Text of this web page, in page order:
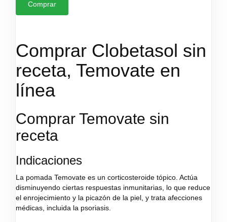
Comprar
Comprar Clobetasol sin
receta, Temovate en
línea
Comprar Temovate sin
receta
Indicaciones
La pomada Temovate es un corticosteroide tópico. Actúa
disminuyendo ciertas respuestas inmunitarias, lo que reduce
el enrojecimiento y la picazón de la piel, y trata afecciones
médicas, incluida la psoriasis.